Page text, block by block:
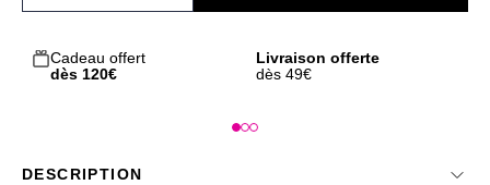
Cadeau offert
dès 120€
Livraison offerte
dès 49€
DESCRIPTION